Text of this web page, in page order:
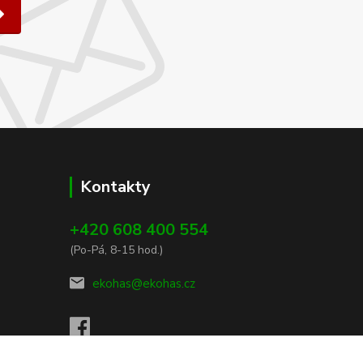
Kontakty
+420 608 400 554
(Po-Pá, 8-15 hod.)
ekohas@ekohas.cz